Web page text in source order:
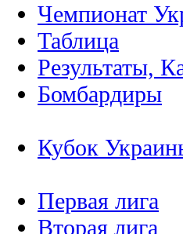
Чемпионат
Таблица
Результаты,
Бомбардиры
Кубок
Первая лига
Вторая лига